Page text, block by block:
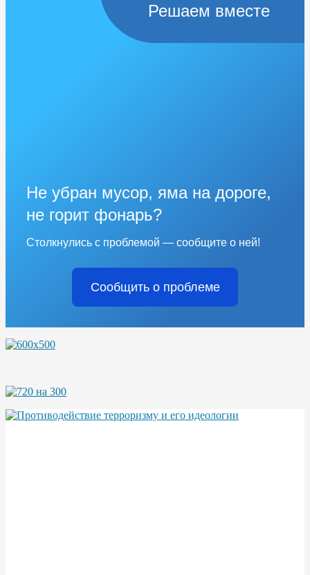
Решаем вместе
Не убран мусор, яма на дороге,
не горит фонарь?
Столкнулись с проблемой — сообщите о ней!
Сообщить о проблеме